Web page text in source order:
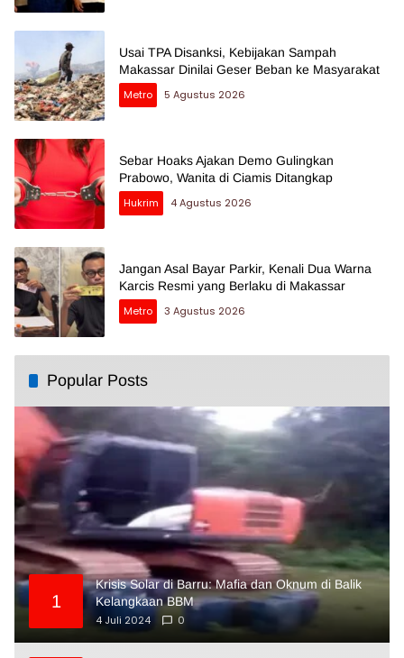
Usai TPA Disanksi, Kebijakan Sampah
Makassar Dinilai Geser Beban ke Masyarakat
Metro
5 Agustus 2026
Sebar Hoaks Ajakan Demo Gulingkan
Prabowo, Wanita di Ciamis Ditangkap
Hukrim
4 Agustus 2026
Jangan Asal Bayar Parkir, Kenali Dua Warna
Karcis Resmi yang Berlaku di Makassar
Metro
3 Agustus 2026
Popular Posts
1
Krisis Solar di Barru: Mafia dan Oknum di Balik
Kelangkaan BBM
4 Juli 2024
0